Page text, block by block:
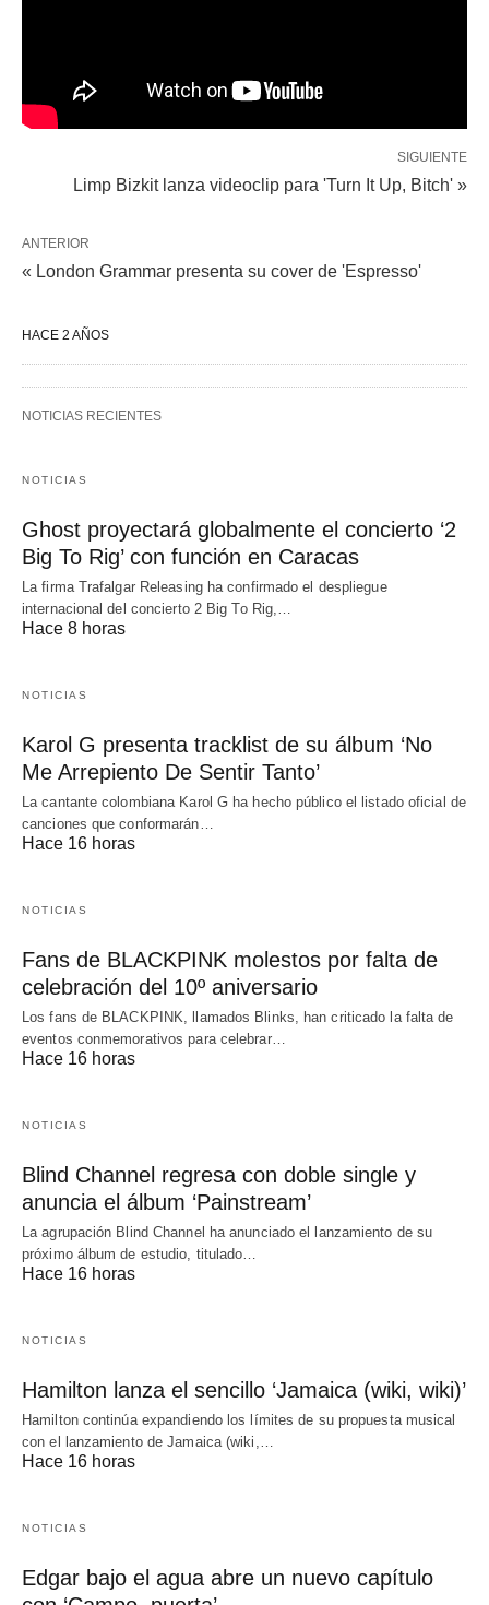
SIGUIENTE
Limp Bizkit lanza videoclip para 'Turn It Up, Bitch' »
ANTERIOR
« London Grammar presenta su cover de 'Espresso'
HACE 2 AÑOS
NOTICIAS RECIENTES
NOTICIAS
Ghost proyectará globalmente el concierto ‘2
Big To Rig’ con función en Caracas
La firma Trafalgar Releasing ha confirmado el despliegue
internacional del concierto 2 Big To Rig,…
Hace 8 horas
NOTICIAS
Karol G presenta tracklist de su álbum ‘No
Me Arrepiento De Sentir Tanto’
La cantante colombiana Karol G ha hecho público el listado oficial de
canciones que conformarán…
Hace 16 horas
NOTICIAS
Fans de BLACKPINK molestos por falta de
celebración del 10º aniversario
Los fans de BLACKPINK, llamados Blinks, han criticado la falta de
eventos conmemorativos para celebrar…
Hace 16 horas
NOTICIAS
Blind Channel regresa con doble single y
anuncia el álbum ‘Painstream’
La agrupación Blind Channel ha anunciado el lanzamiento de su
próximo álbum de estudio, titulado…
Hace 16 horas
NOTICIAS
Hamilton lanza el sencillo ‘Jamaica (wiki, wiki)’
Hamilton continúa expandiendo los límites de su propuesta musical
con el lanzamiento de Jamaica (wiki,…
Hace 16 horas
NOTICIAS
Edgar bajo el agua abre un nuevo capítulo